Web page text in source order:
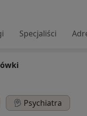
Specjaliści
Psychiatra